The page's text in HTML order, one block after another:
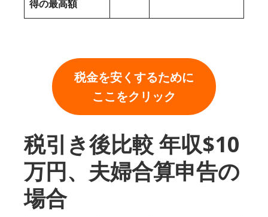
得の最高額
税金を安くするために
ここをクリック
税引き後比較 年収$10
万円、夫婦合算申告の
場合